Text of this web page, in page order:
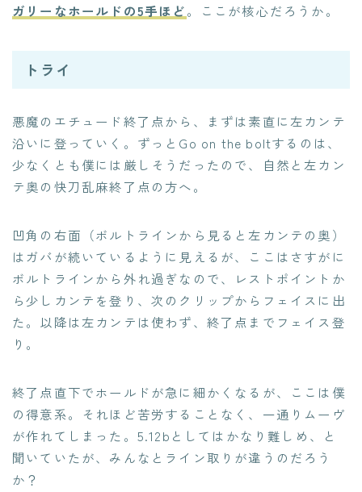
ガリーなホールドの5手ほど。ここが核心だろうか。
トライ
悪魔のエチュード終了点から、まずは素直に左カンテ
沿いに登っていく。ずっとGo on the boltするのは、
少なくとも僕には厳しそうだったので、自然と左カン
テ奥の快刀乱麻終了点の方へ。
凹角の右面（ボルトラインから見ると左カンテの奥）
はガバが続いているように見えるが、ここはさすがに
ボルトラインから外れ過ぎなので、レストポイントか
ら少しカンテを登り、次のクリップからフェイスに出
た。以降は左カンテは使わず、終了点までフェイス登
り。
終了点直下でホールドが急に細かくなるが、ここは僕
の得意系。それほど苦労することなく、一通りムーヴ
が作れてしまった。5.12bとしてはかなり難しめ、と
聞いていたが、みんなとライン取りが違うのだろう
か？